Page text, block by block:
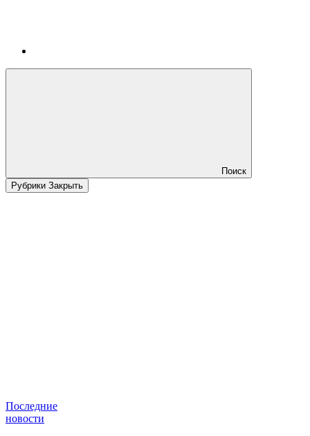
Поиск
Рубрики Закрыть
Последние
новости